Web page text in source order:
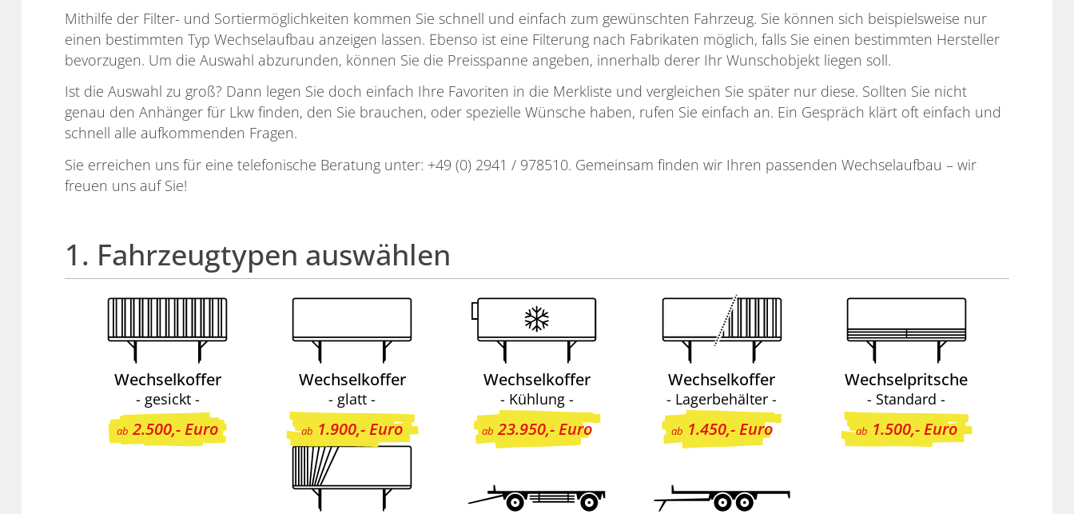
Mithilfe der Filter- und Sortiermöglichkeiten kommen Sie schnell und einfach zum gewünschten Fahrzeug. Sie können sich beispielsweise nur
einen bestimmten Typ Wechselaufbau anzeigen lassen. Ebenso ist eine Filterung nach Fabrikaten möglich, falls Sie einen bestimmten Hersteller
bevorzugen. Um die Auswahl abzurunden, können Sie die Preisspanne angeben, innerhalb derer Ihr Wunschobjekt liegen soll.
Ist die Auswahl zu groß? Dann legen Sie doch einfach Ihre Favoriten in die Merkliste und vergleichen Sie später nur diese. Sollten Sie nicht
genau den Anhänger für Lkw finden, den Sie brauchen, oder spezielle Wünsche haben, rufen Sie einfach an. Ein Gespräch klärt oft einfach und
schnell alle aufkommenden Fragen.
Sie erreichen uns für eine telefonische Beratung unter: +49 (0) 2941 / 978510. Gemeinsam finden wir Ihren passenden Wechselaufbau – wir
freuen uns auf Sie!
1. Fahrzeugtypen auswählen
Wechselkoffer
- gesickt -
ab 2.500,- Euro
Wechselkoffer
- glatt -
ab 1.900,- Euro
Wechselkoffer
- Kühlung -
ab 23.950,- Euro
Wechselkoffer
- Lagerbehälter -
ab 1.450,- Euro
Wechselpritsche
- Standard -
ab 1.500,- Euro